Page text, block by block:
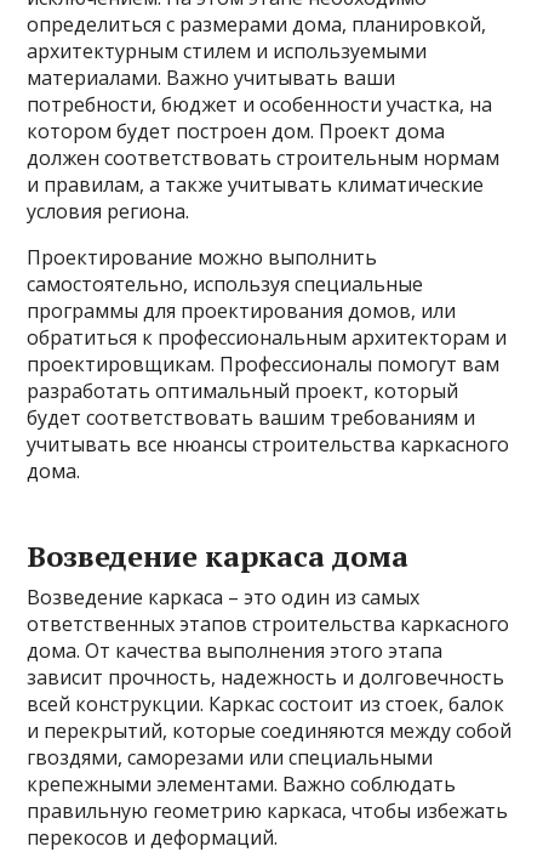
определиться с размерами дома, планировкой,
архитектурным стилем и используемыми
материалами. Важно учитывать ваши
потребности, бюджет и особенности участка, на
котором будет построен дом. Проект дома
должен соответствовать строительным нормам
и правилам, а также учитывать климатические
условия региона.
Проектирование можно выполнить
самостоятельно, используя специальные
программы для проектирования домов, или
обратиться к профессиональным архитекторам и
проектировщикам. Профессионалы помогут вам
разработать оптимальный проект, который
будет соответствовать вашим требованиям и
учитывать все нюансы строительства каркасного
дома.
Возведение каркаса дома
Возведение каркаса – это один из самых
ответственных этапов строительства каркасного
дома. От качества выполнения этого этапа
зависит прочность, надежность и долговечность
всей конструкции. Каркас состоит из стоек, балок
и перекрытий, которые соединяются между собой
гвоздями, саморезами или специальными
крепежными элементами. Важно соблюдать
правильную геометрию каркаса, чтобы избежать
перекосов и деформаций.